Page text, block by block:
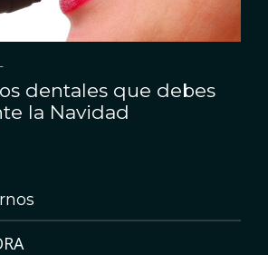
dentales que debes
la Navidad
GENERAL Y LA SALUD DE TU BOCA
bacteriana: ¿tiene
la periodontitis?